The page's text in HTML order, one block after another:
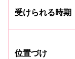
受けられる時期
位置づけ